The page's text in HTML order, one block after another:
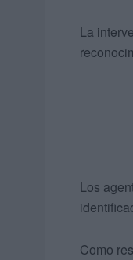
La
Los
Como